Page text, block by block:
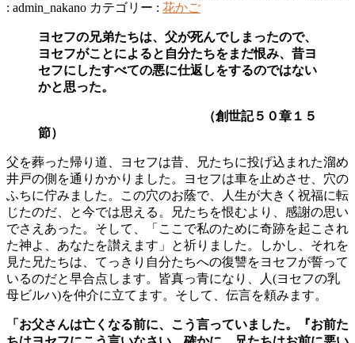
: admin_nakano カテゴリー : 花かご
ヨセフの兄弟たちは、父が死んでしまったので、
ヨセフがことによると自分たちをまだ恨み、昔ヨ
セフにしたすべての悪に仕返しをするのではない
かと思った。
（創世記５０章１５
節）
父を葬った帰り道、ヨセフは昔、兄たちに投げ込まれた溜め
井戸の側を通りかかりました。ヨセフは車を止めさせ、穴の
ふちに佇みました。この穴のお蔭で、人生が大きく祝福に転
じたのだ、と今では思える。兄たちを恨むより、感謝の思い
でさえあった。そして、「ここで私のために奇跡を起こされ
た神よ、あなたを讃えます」と祈りました。しかし、それを
見た兄たちは、てっきり自分たちへの復讐をヨセフが誓って
いるのだと早合点します。皆真っ青になり、人(ヨセフの乳
母ビルハ)を仲介に立てます。そして、伝言を頼みます。
「お父さんは亡くなる前に、こう言っていました。『お前た